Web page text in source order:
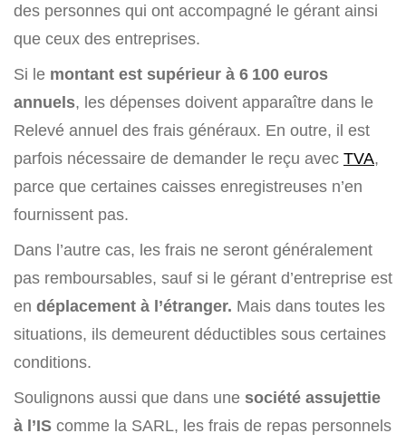
des personnes qui ont accompagné le gérant ainsi
que ceux des entreprises.
Si le montant est supérieur à 6 100 euros
annuels, les dépenses doivent apparaître dans le
Relevé annuel des frais généraux. En outre, il est
parfois nécessaire de demander le reçu avec TVA,
parce que certaines caisses enregistreuses n’en
fournissent pas.
Dans l’autre cas, les frais ne seront généralement
pas remboursables, sauf si le gérant d’entreprise est
en déplacement à l’étranger. Mais dans toutes les
situations, ils demeurent déductibles sous certaines
conditions.
Soulignons aussi que dans une société assujettie
à l’IS comme la SARL, les frais de repas personnels